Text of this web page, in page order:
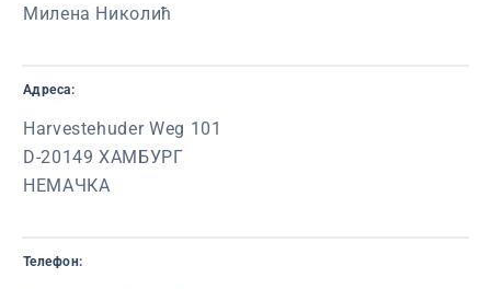
Милена Николић
Адреса:
Harvestehuder Weg 101
D-20149 ХАМБУРГ
НЕМАЧКА
Телефон: